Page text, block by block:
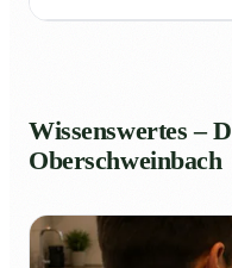
Wissenswertes –
Oberschweinbach